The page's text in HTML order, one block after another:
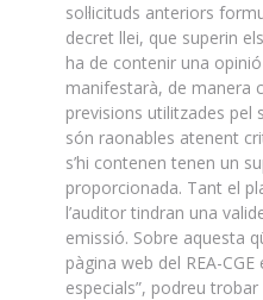
sol·licituds anteriors
decret llei, que superin
ha de contenir una
manifestarà, de manera
previsions utilitzades pel
són raonables atenent
s’hi contenen tenen un
proporcionada. Tant el
l’auditor tindran una
emissió. Sobre aquesta
pàgina web del REA-
especials”, podreu